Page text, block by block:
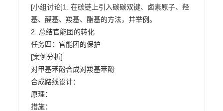
[小组讨论]1. 在碳链上引入碳碳双键、卤素原子、羟
基、醛基、羧基、酯基的方法，并举例。
2. 总结官能团的转化
任务四：官能团的保护
[案例分析]
对甲基苯酚合成对羧基苯酚
合成路线设计：
原理：
措施：